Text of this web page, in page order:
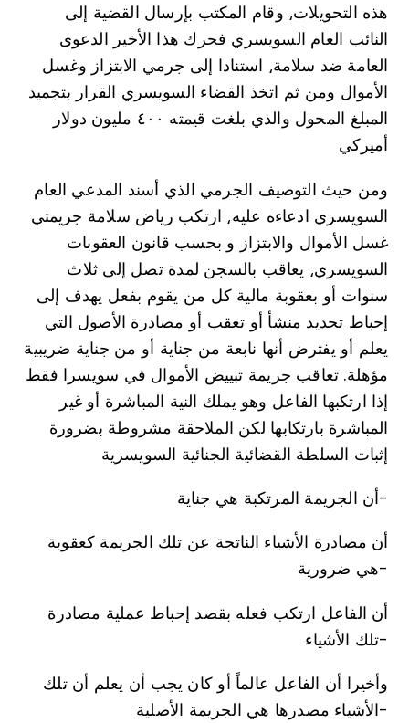
هذه التحويلات⸲ وقام المكتب بإرسال القضية إلى
النائب العام السويسري فحرك هذا الأخير الدعوى
العامة ضد سلامة⸲ استنادا إلى جرمي الابتزاز وغسل
الأموال ومن ثم اتخذ القضاء السويسري القرار بتجميد
المبلغ المحول والذي بلغت قيمته ٤٠٠ مليون دولار
أميركي
ومن حيث التوصيف الجرمي الذي أسند المدعي العام
السويسري ادعاءه عليه⸲ ارتكب رياض سلامة جريمتي
غسل الأموال والابتزاز و بحسب قانون العقوبات
السويسري⸲ يعاقب بالسجن لمدة تصل إلى ثلاث
سنوات أو بعقوبة مالية كل من يقوم بفعل يهدف إلى
إحباط تحديد منشأ أو تعقب أو مصادرة الأصول التي
يعلم أو يفترض أنها نابعة من جناية أو من جناية ضريبية
مؤهلة. تعاقب جريمة تبييض الأموال في سويسرا فقط
إذا ارتكبها الفاعل وهو يملك النية المباشرة أو غير
المباشرة بارتكابها لكن الملاحقة مشروطة بضرورة
إثبات السلطة القضائية الجنائية السويسرية
أن الجريمة المرتكبة هي جناية-
أن مصادرة الأشياء الناتجة عن تلك الجريمة كعقوبة
هي ضرورية-
أن الفاعل ارتكب فعله بقصد إحباط عملية مصادرة
تلك الأشياء-
وأخيرا أن الفاعل عالماً أو كان يجب أن يعلم أن تلك
الأشياء مصدرها هي الجريمة الأصلية-